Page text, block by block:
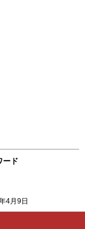
ード
4月9日